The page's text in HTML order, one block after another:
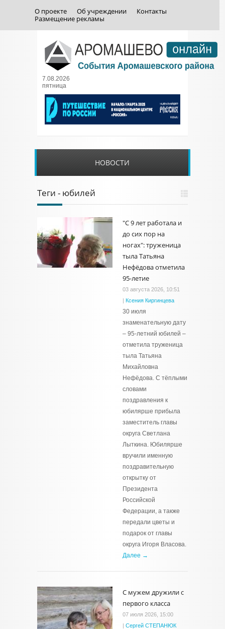
О проекте Об учреждении
Контакты
Размещение рекламы
7.08.2026
пятница
НОВОСТИ
Теги - юбилей
"С 9 лет работала и
до сих пор на
ногах": труженица
тыла Татьяна
Нефёдова отметила
95-летие
03 августа 2026, 10:51
| Ксения Киргинцева
30 июля
знаменательную дату
– 95-летний юбилей –
отметила труженица
тыла Татьяна
Михайловна
Нефёдова. С тёплыми
словами
поздравления к
юбилярше прибыла
заместитель главы
округа Светлана
Лыткина. Юбилярше
вручили именную
поздравительную
открытку от
Президента
Российской
Федерации, а также
передали цветы и
подарок от главы
округа Игоря Власова.
Далее →
С мужем дружили с
первого класса
07 июля 2026, 15:00
| Сергей СТЕПАНЮК